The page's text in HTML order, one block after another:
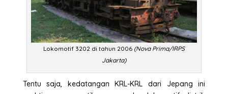
Lokomotif 3202 di tahun 2006 (Nova Prima/IRPS
Jakarta)
Tentu saja, kedatangan KRL-KRL dari Jepang ini